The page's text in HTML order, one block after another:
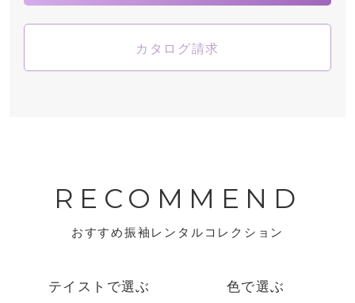
カタログ請求
RECOMMEND
おすすめ振袖レンタルコレクション
テイストで選ぶ 色で選ぶ